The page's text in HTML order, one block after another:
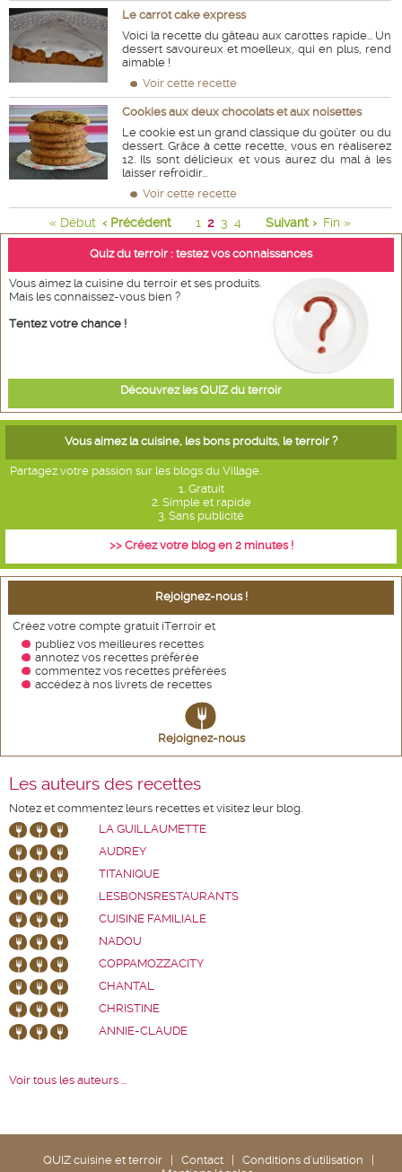
Le carrot cake express
Voici la recette du gâteau aux carottes rapide... Un
dessert savoureux et moelleux, qui en plus, rend
aimable !
Voir cette recette
Cookies aux deux chocolats et aux noisettes
Le cookie est un grand classique du goûter ou du
dessert. Grâce à cette recette, vous en réaliserez
12. Ils sont délicieux et vous aurez du mal à les
laisser refroidir...
Voir cette recette
« Début ‹ Précédent 1 2 3 4 Suivant › Fin »
Quiz du terroir : testez vos connaissances
Vous aimez la cuisine du terroir et ses produits.
Mais les connaissez-vous bien ?
Tentez votre chance !
Découvrez les QUIZ du terroir
Vous aimez la cuisine, les bons produits, le terroir ?
Partagez votre passion sur les blogs du Village.
1. Gratuit
2. Simple et rapide
3. Sans publicité
>> Créez votre blog en 2 minutes !
Rejoignez-nous !
Créez votre compte gratuit iTerroir et
publiez vos meilleures recettes
annotez vos recettes préférée
commentez vos recettes préférées
accédez à nos livrets de recettes
Rejoignez-nous
Les auteurs des recettes
Notez et commentez leurs recettes et visitez leur blog.
LA GUILLAUMETTE
AUDREY
TITANIQUE
LESBONSRESTAURANTS
CUISINE FAMILIALE
NADOU
COPPAMOZZACITY
CHANTAL
CHRISTINE
ANNIE-CLAUDE
Voir tous les auteurs ...
QUIZ cuisine et terroir Contact Conditions d'utilisation